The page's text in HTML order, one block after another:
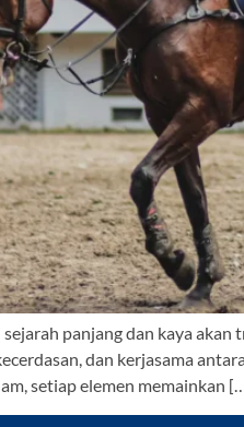
panjang dan kaya
dan kerjasama
setiap elemen memainkan